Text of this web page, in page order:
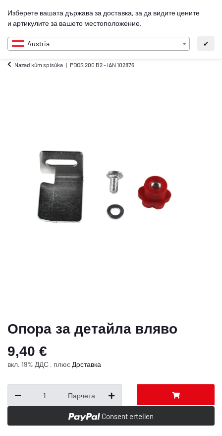
Изберете вашата държава за доставка, за да видите цените
и артикулите за вашето местоположение.
Austria ✔
BG
Nazad kŭm spisŭka PDOS 200 B2 - IAN 102876
Опора за детайла вляво
9,40 €
вкл. 19% ДДС , плюс Доставка
Парчета
Consent erteilen